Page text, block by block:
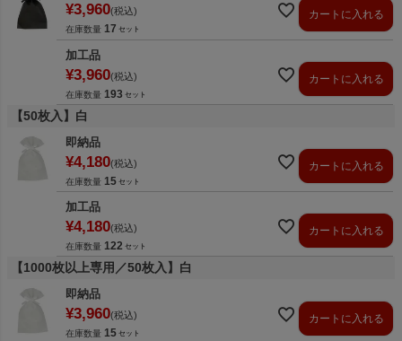
¥3,960 税込
在庫数量 17
カートに入れる
加工品
¥3,960 税込
在庫数量 193
カートに入れる
【50枚入】白
即納品
¥4,180 税込
在庫数量 15
カートに入れる
加工品
¥4,180 税込
在庫数量 122
カートに入れる
【1000枚以上専用／50枚入】白
即納品
¥3,960 税込
在庫数量 15
カートに入れる